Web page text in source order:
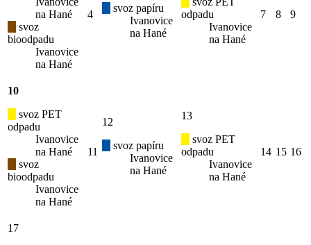
na Hané
svoz
bioodpadu
Ivanovice
na Hané
4
svoz papíru
Ivanovice
na Hané
odpadu
Ivanovice
na Hané
7 8 9
10
svoz PET
odpadu
Ivanovice
na Hané
svoz
bioodpadu
Ivanovice
na Hané
11
12
svoz papíru
Ivanovice
na Hané
13
svoz PET
odpadu
Ivanovice
na Hané
14 15 16
17